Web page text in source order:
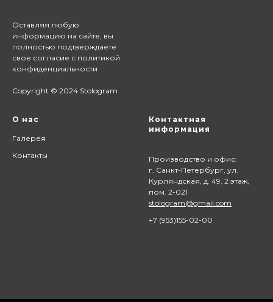
Оставляя любую
информацию на сайте, вы
полностью подтверждаете
свое согласие с политикой
конфиденциальности
Copyright © 2024 Stologram
О нас
Галерея
Контакты
Контактная
информация
Производство и офис:
г. Санкт-Петербург, ул.
Курляндская, д. 49, 2 этаж,
пом. 2-021
stologram@gmail.com
+7 (953)155-02-00